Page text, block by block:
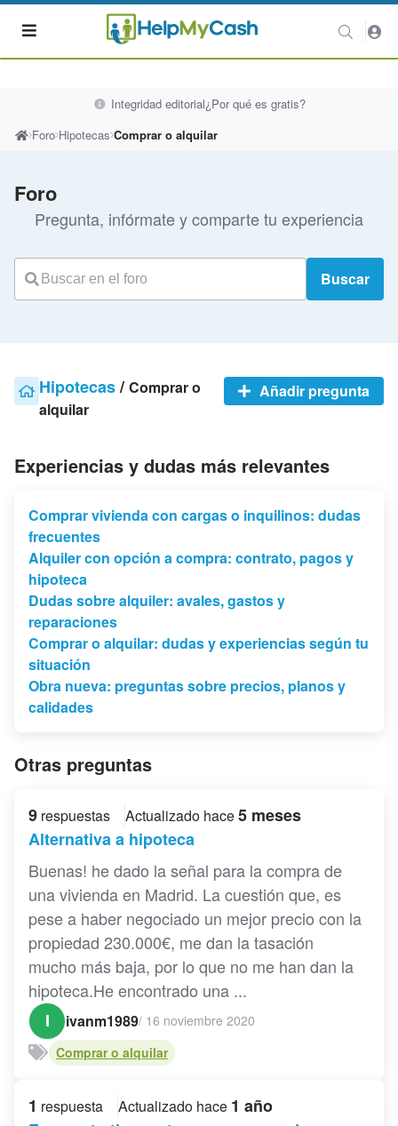
Integridad editorial¿Por qué es gratis?
Foro Hipotecas Comprar o alquilar
Foro
Pregunta, infórmate y comparte tu experiencia
Buscar
Hipotecas/ Comprar o
alquilar
Añadir pregunta
Experiencias y dudas más relevantes
Comprar vivienda con cargas o inquilinos: dudas
frecuentes
Alquiler con opción a compra: contrato, pagos y
hipoteca
Dudas sobre alquiler: avales, gastos y
reparaciones
Comprar o alquilar: dudas y experiencias según tu
situación
Obra nueva: preguntas sobre precios, planos y
calidades
Otras preguntas
9 respuestas Actualizado hace5 meses
Alternativa a hipoteca
Buenas! he dado la señal para la compra de
una vivienda en Madrid. La cuestión que, es
pese a haber negociado un mejor precio con la
propiedad 230.000€, me dan la tasación
mucho más baja, por lo que no me han dan la
hipoteca.He encontrado una ...
I
ivanm1989/ 16 noviembre 2020
Comprar o alquilar
1 respuesta Actualizado hace 1 año